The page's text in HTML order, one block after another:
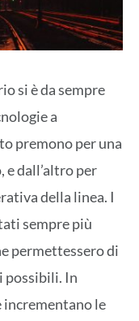
si è da sempre
a
premono per una
dall’altro per
della linea. I
sempre più
permettessero di
possibili. In
le